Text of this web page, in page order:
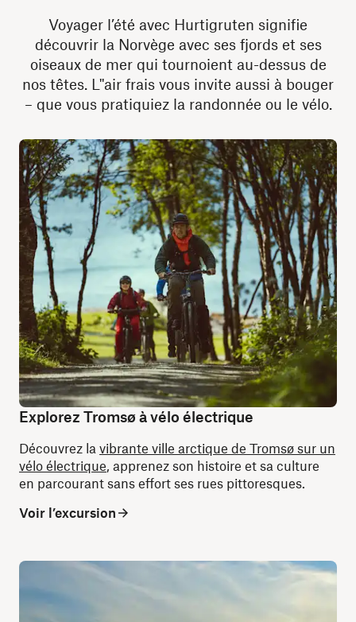
Voyager l’été avec Hurtigruten signifie
découvrir la Norvège avec ses fjords et ses
oiseaux de mer qui tournoient au-dessus de
nos têtes. L''air frais vous invite aussi à bouger
– que vous pratiquiez la randonnée ou le vélo.
Explorez Tromsø à vélo électrique
Découvrez la vibrante ville arctique de Tromsø sur un
vélo électrique, apprenez son histoire et sa culture
en parcourant sans effort ses rues pittoresques.
Voir l’excursion